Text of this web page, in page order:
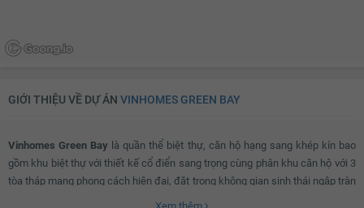
Máy giặt
Lưới an toàn Cửa nhôm kính
GIỚI THIỆU VỀ DỰ ÁN VINHOMES GREEN BAY
Vinhomes Green Bay là quần thể biệt thự, căn hộ hạng sang khép kín bao
gồm khu biệt thự với thiết kế cổ điển sang trọng cùng phân khu căn hộ với 3
tòa tháp mang phong cách hiện đại, đặt trong không gian sinh thái ngập tràn